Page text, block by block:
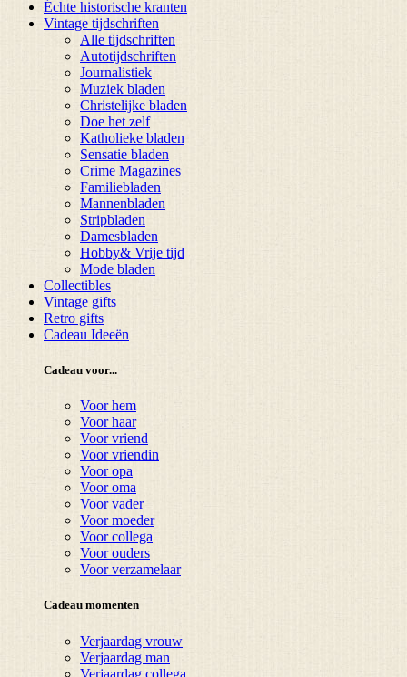
Échte historische kranten
Vintage tijdschriften
Alle tijdschriften
Autotijdschriften
Journalistiek
Muziek bladen
Christelijke bladen
Doe het zelf
Katholieke bladen
Sensatie bladen
Crime Magazines
Familiebladen
Mannenbladen
Stripbladen
Damesbladen
Hobby& Vrije tijd
Mode bladen
Collectibles
Vintage gifts
Retro gifts
Cadeau Ideeën
Cadeau voor...
Voor hem
Voor haar
Voor vriend
Voor vriendin
Voor opa
Voor oma
Voor vader
Voor moeder
Voor collega
Voor ouders
Voor verzamelaar
Cadeau momenten
Verjaardag vrouw
Verjaardag man
Verjaardag collega